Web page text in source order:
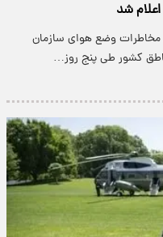
وضع هوای سازمان
کشور طی پنج روز…